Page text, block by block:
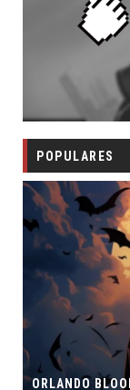
POPULARES
ORLANDO